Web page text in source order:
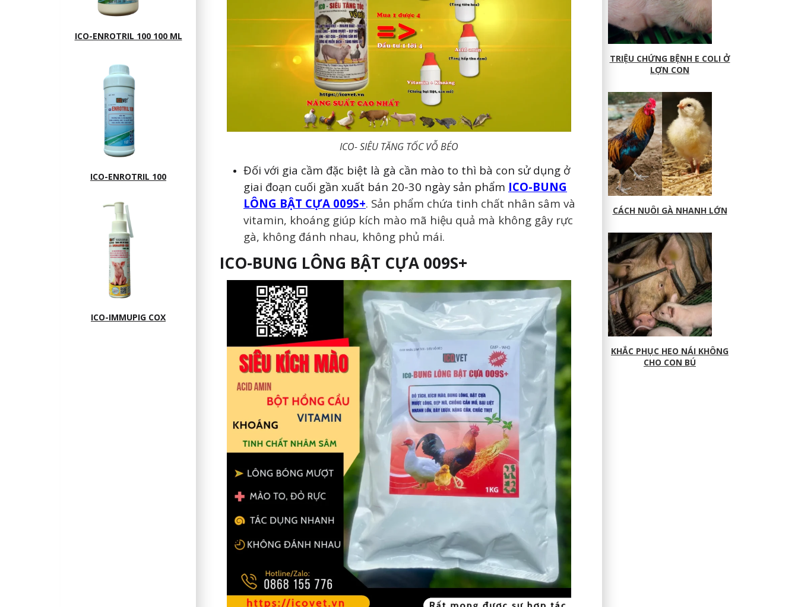
ICO-ENROTRIL 100 100 ML
ICO-ENROTRIL 100
ICO-IMMUPIG COX
ICO- SIÊU TĂNG TỐC VỖ BÉO
Đối với gia cầm đặc biệt là gà cần mào to thì bà con sử dụng ở
giai đoạn cuối gần xuất bán 20-30 ngày sản phẩm ICO-BUNG
LÔNG BẬT CỰA 009S+. Sản phẩm chứa tinh chất nhân sâm và
vitamin, khoáng giúp kích mào mã hiệu quả mà không gây rực
gà, không đánh nhau, không phủ mái.
ICO-BUNG LÔNG BẬT CỰA 009S+
TRIỆU CHỨNG BỆNH E COLI Ở
LỢN CON
CÁCH NUÔI GÀ NHANH LỚN
KHẮC PHỤC HEO NÁI KHÔNG
CHO CON BÚ
Họ và tên
Email